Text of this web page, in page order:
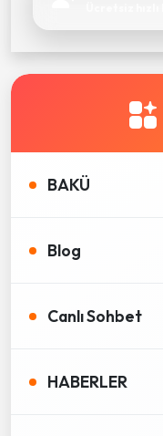
BAKÜ
Blog
Canlı Sohbet
HABERLER